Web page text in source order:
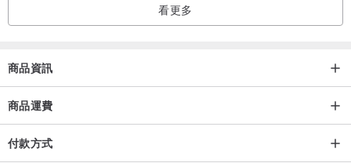
看更多
商品資訊
商品運費
付款方式